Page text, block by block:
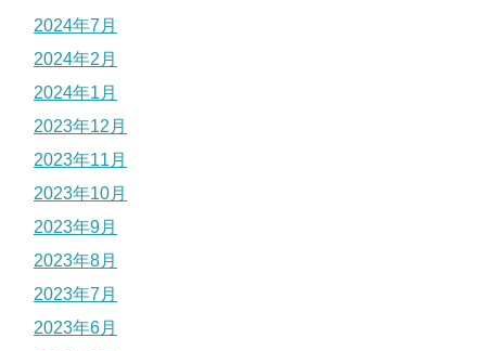
2024年7月
2024年2月
2024年1月
2023年12月
2023年11月
2023年10月
2023年9月
2023年8月
2023年7月
2023年6月